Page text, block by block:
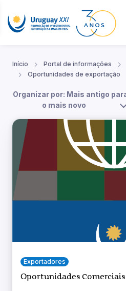
Início Portal de informações
Oportunidades de exportação
Organizar por: Mais antigo
o mais novo
Exportadores
Oportunidades Comerciais